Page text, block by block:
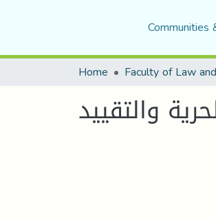
Communities
Home
والتقييد